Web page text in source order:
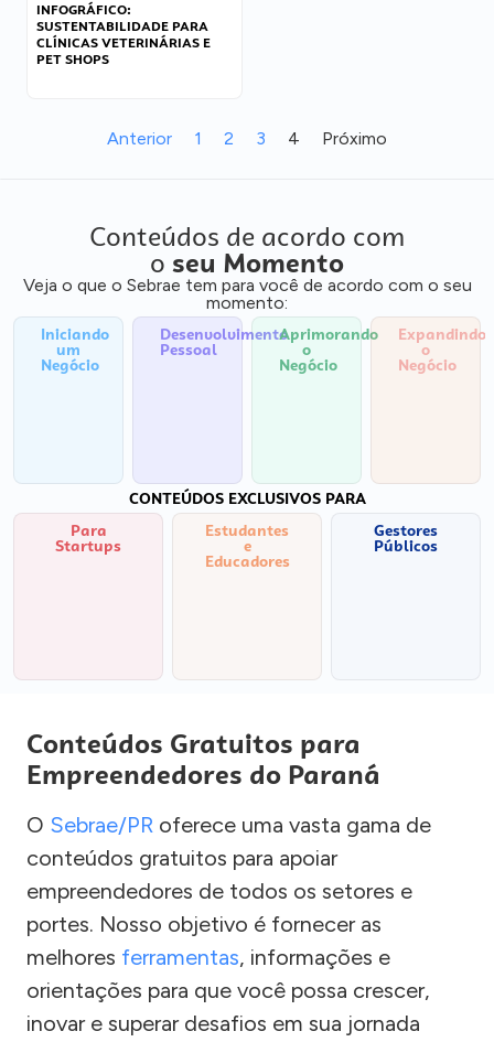
INFOGRÁFICO:
SUSTENTABILIDADE PARA
CLÍNICAS VETERINÁRIAS E
PET SHOPS
Anterior 1 2 3 4 Próximo
Conteúdos de acordo com
o seu Momento
Veja o que o Sebrae tem para você de acordo com o seu
momento:
Iniciando
um
Negócio
Desenvolvimento
Pessoal
Aprimorando
o
Negócio
Expandindo
o
Negócio
CONTEÚDOS EXCLUSIVOS PARA
Para
Startups
Estudantes
e
Educadores
Gestores
Públicos
Conteúdos Gratuitos para
Empreendedores do Paraná
O Sebrae/PR oferece uma vasta gama de
conteúdos gratuitos para apoiar
empreendedores de todos os setores e
portes. Nosso objetivo é fornecer as
melhores ferramentas, informações e
orientações para que você possa crescer,
inovar e superar desafios em sua jornada